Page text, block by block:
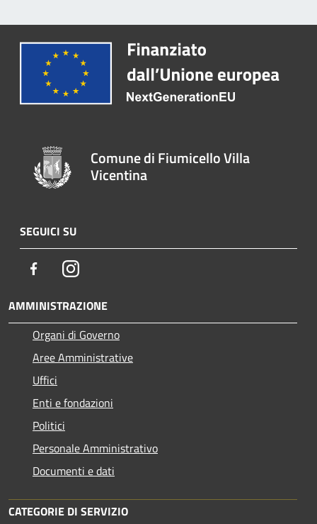
Comune di Fiumicello Villa
Vicentina
SEGUICI SU
FacebookInstagram
AMMINISTRAZIONE
Organi di Governo
Aree Amministrative
Uffici
Enti e fondazioni
Politici
Personale Amministrativo
Documenti e dati
CATEGORIE DI SERVIZIO